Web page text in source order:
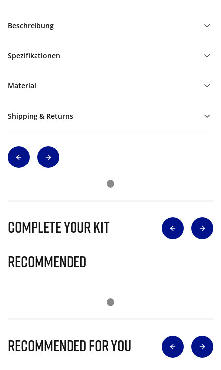
Beschreibung
Spezifikationen
Material
Shipping & Returns
Complete Your Kit
Recommended
Recommended for you